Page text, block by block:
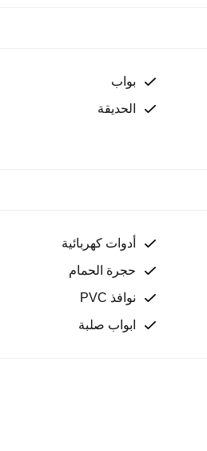
بواب
الحديقة
أدوات كهربائية
حجرة الحمام
نوافذ PVC
ابواب صلبة